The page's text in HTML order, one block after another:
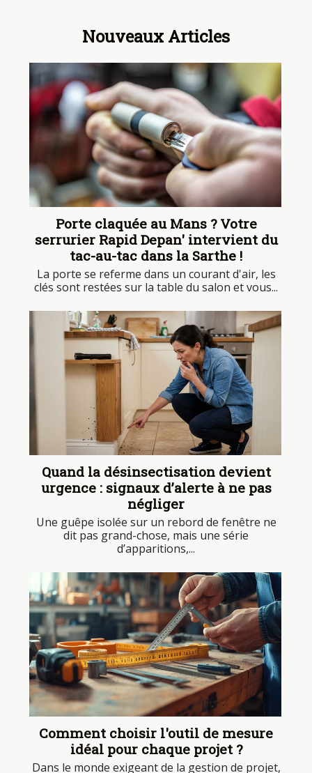
Nouveaux Articles
Porte claquée au Mans ? Votre
serrurier Rapid Depan' intervient du
tac-au-tac dans la Sarthe !
La porte se referme dans un courant d'air, les
clés sont restées sur la table du salon et vous...
Quand la désinsectisation devient
urgence : signaux d’alerte à ne pas
négliger
Une guêpe isolée sur un rebord de fenêtre ne
dit pas grand-chose, mais une série
d’apparitions,...
Comment choisir l'outil de mesure
idéal pour chaque projet ?
Dans le monde exigeant de la gestion de projet,